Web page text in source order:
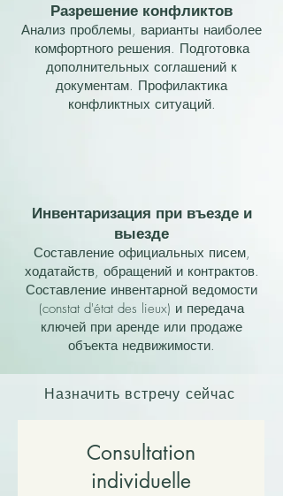
Разрешение конфликтов
Анализ проблемы, варианты наиболее
комфортного решения. Подготовка
дополнительных соглашений к
документам. Профилактика
конфликтных ситуаций.
Инвентаризация при въезде и
выезде
Составление официальных писем,
ходатайств, обращений и контрактов.
Составление инвентарной ведомости
(constat d'état des lieux) и передача
ключей при аренде или продаже
объекта недвижимости.
Назначить встречу сейчас
Consultation
individuelle